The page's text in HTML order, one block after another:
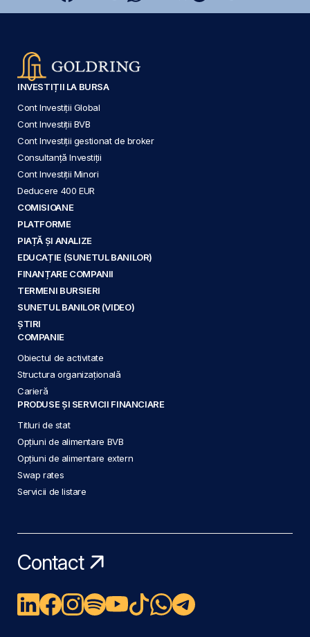
INVESTIȚII LA BURSA
Cont Investiții Global
Cont Investiții BVB
Cont Investiții gestionat de broker
Consultanță Investiții
Cont Investiții Minori
Deducere 400 EUR
COMISIOANE
PLATFORME
PIAȚĂ ȘI ANALIZE
EDUCAȚIE (SUNETUL BANILOR)
FINANȚARE COMPANII
TERMENI BURSIERI
SUNETUL BANILOR (VIDEO)
ȘTIRI
COMPANIE
Obiectul de activitate
Structura organizațională
Carieră
PRODUSE ȘI SERVICII FINANCIARE
Titluri de stat
Opțiuni de alimentare BVB
Opțiuni de alimentare extern
Swap rates
Servicii de listare
Contact